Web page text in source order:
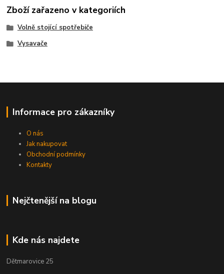
Zboží zařazeno v kategoriích
Volně stojící spotřebiče
Vysavače
Informace pro zákazníky
O nás
Jak nakupovat
Obchodní podmínky
Kontakty
Nejčtenější na blogu
Kde nás najdete
Dětmarovice 25